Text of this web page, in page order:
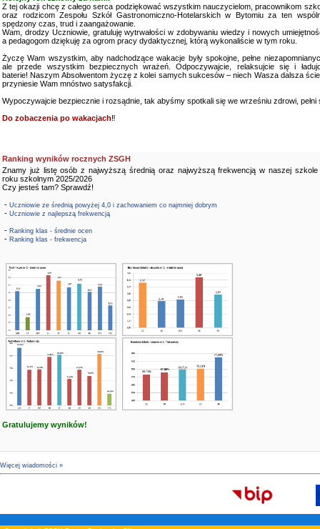
Z tej okazji chcę z całego serca podziękować wszystkim nauczycielom, pracownikom
oraz rodzicom Zespołu Szkół Gastronomiczno-Hotelarskich w Bytomiu za ten
spędzony czas, trud i zaangażowanie.
Wam, drodzy Uczniowie, gratuluję wytrwałości w zdobywaniu wiedzy i nowych
a pedagogom dziękuję za ogrom pracy dydaktycznej, którą wykonaliście w tym roku.
Życzę Wam wszystkim, aby nadchodzące wakacje były spokojne, pełne
ale przede wszystkim bezpiecznych wrażeń. Odpoczywajcie, relaksujcie się i
baterie! Naszym Absolwentom życzę z kolei samych sukcesów – niech Wasza dalsza
przyniesie Wam mnóstwo satysfakcji.
Wypoczywajcie bezpiecznie i rozsądnie, tak abyśmy spotkali się we wrześniu zdrowi, pełni
Do zobaczenia po wakacjach‼️
Ranking wyników rocznych ZSGH
Znamy już listę osób z najwyższą średnią oraz najwyższą frekwencją w naszej szkole
roku szkolnym 2025/2026
Czy jesteś tam? Sprawdź!
- Uczniowie ze średnią powyżej 4,0 i zachowaniem co najmniej dobrym
- Uczniowie z najlepszą frekwencją
- Ranking klas - średnie ocen
- Ranking klas - frekwencja
Gratulujemy wyników!
Więcej wiadomości »